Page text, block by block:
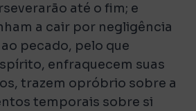
até o fim; e
a cair por negligência
pecado, pelo que
enfraquecem suas
trazem opróbrio sobre a
temporais sobre si